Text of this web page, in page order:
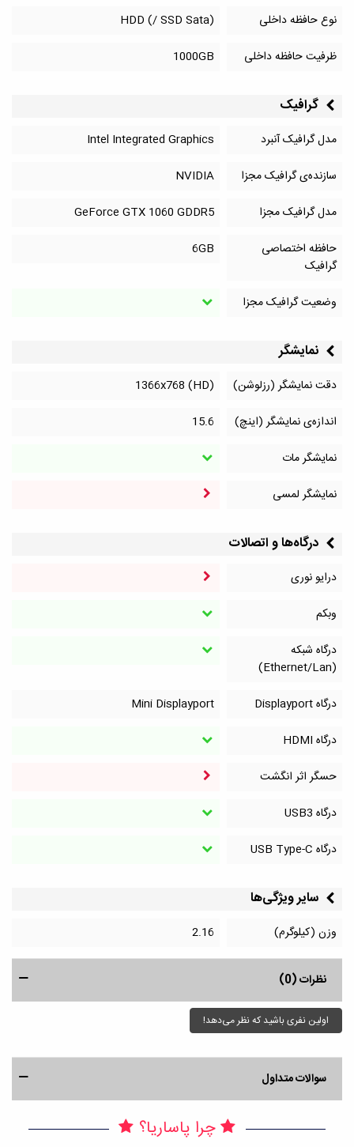
نوع حافظه داخلی
HDD (/ SSD Sata)
ظرفیت حافظه داخلی
1000GB
گرافیک
مدل گرافیک آنبرد
Intel Integrated Graphics
سازنده‌ی گرافیک مجزا
NVIDIA
مدل گرافیک مجزا
GeForce GTX 1060 GDDR5
حافظه اختصاصی
گرافیک
6GB
وضعیت گرافیک مجزا
نمایشگر
دقت نمایشگر (رزلوشن)
1366x768 (HD)
اندازه‌ی نمایشگر (اینچ)
15.6
نمایشگر مات
نمایشگر لمسی
درگاه‌ها و اتصالات
درایو نوری
وبکم
درگاه شبکه
(Ethernet/Lan)
درگاه Displayport
Mini Displayport
درگاه HDMI
حسگر اثر انگشت
درگاه‌ USB3
درگاه‌ USB Type-C
سایر ویژگی‌ها
وزن (کیلوگرم) 2.16
نظرات (0)
اولین نفری باشید که نظر می‌دهد!
سوالات متداول
چرا پاساریا؟